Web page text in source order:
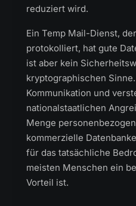
reduziert wird.
Ein Temp Mail-Dienst,
protokolliert, hat gute
ist aber kein
kryptographischen
Kommunikation und
nationalstaatlichen
Menge
kommerzielle
für das tatsächliche
meisten Menschen ein
Vorteil ist.